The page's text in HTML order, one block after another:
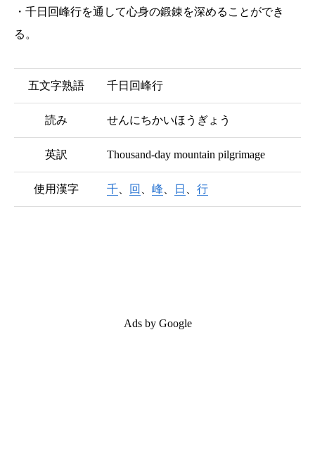
・千日回峰行を通して心身の鍛錬を深めることができ
る。
五文字熟語 千日回峰行
読み せんにちかいほうぎょう
英訳 Thousand-day mountain pilgrimage
使用漢字 千 回 峰 日 行
Ads by Google